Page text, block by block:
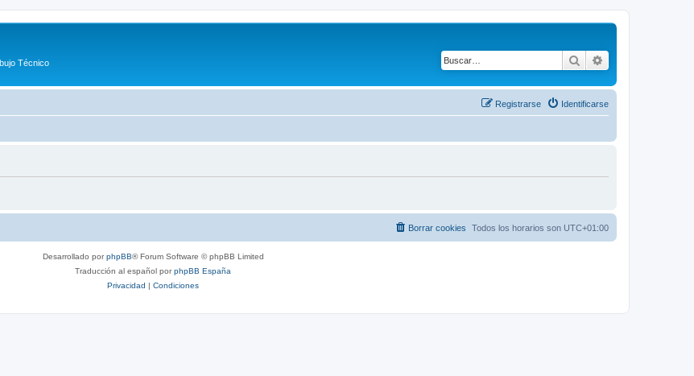
Técnico Buscar
Identificarse
Registrarse
Todos los horarios son UTC+01:00
Borrar cookies
Desarrollado porphpBB® Forum Software © phpBB Limited
Traducción al español porphpBB España
Privacidad | Condiciones